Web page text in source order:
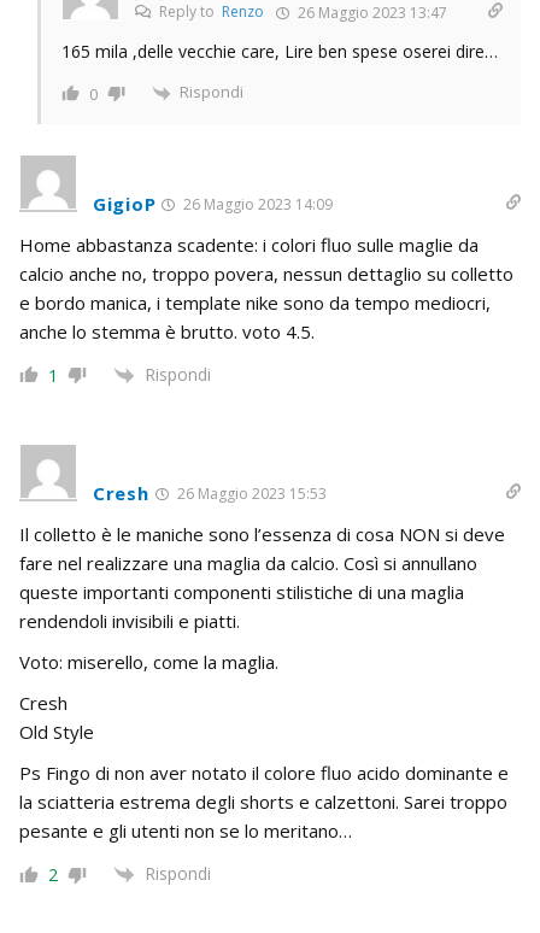
Reply to Renzo 26 Maggio 2023 13:47
165 mila ,delle vecchie care, Lire ben spese oserei dire…
0 Rispondi
GigioP 26 Maggio 2023 14:09
Home abbastanza scadente: i colori fluo sulle maglie da
calcio anche no, troppo povera, nessun dettaglio su colletto
e bordo manica, i template nike sono da tempo mediocri,
anche lo stemma è brutto. voto 4.5.
1 Rispondi
Cresh 26 Maggio 2023 15:53
Il colletto è le maniche sono l’essenza di cosa NON si deve
fare nel realizzare una maglia da calcio. Così si annullano
queste importanti componenti stilistiche di una maglia
rendendoli invisibili e piatti.
Voto: miserello, come la maglia.
Cresh
Old Style
Ps Fingo di non aver notato il colore fluo acido dominante e
la sciatteria estrema degli shorts e calzettoni. Sarei troppo
pesante e gli utenti non se lo meritano…
2 Rispondi